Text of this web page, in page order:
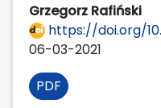
Grzegorz Rafiński
https://doi.org/
06-03-2021
PDF